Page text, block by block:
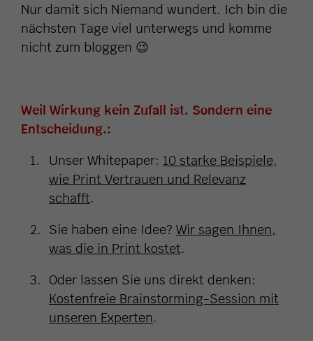
Nur damit sich Niemand wundert. Ich bin die
nächsten Tage viel unterwegs und komme
nicht zum bloggen 😉
Weil Wirkung kein Zufall ist. Sondern eine
Entscheidung.:
Unser Whitepaper: 10 starke Beispiele,
wie Print Vertrauen und Relevanz
schafft.
Sie haben eine Idee? Wir sagen Ihnen,
was die in Print kostet.
Oder lassen Sie uns direkt denken:
Kostenfreie Brainstorming-Session mit
unseren Experten.